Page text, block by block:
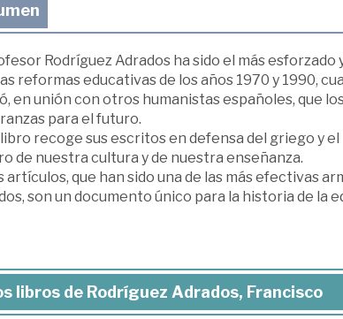
Rodríguez Adrados ha sido el más
reformas educativas de los años 1970 y 1990,
en unión con otros humanistas españoles, que
para el futuro.
recoge sus escritos en defensa del griego y el
de nuestra cultura y de nuestra enseñanza.
artículos, que han sido una de las más efectivas
son un documento único para la historia de la
libros de Rodríguez Adrados, Francisco